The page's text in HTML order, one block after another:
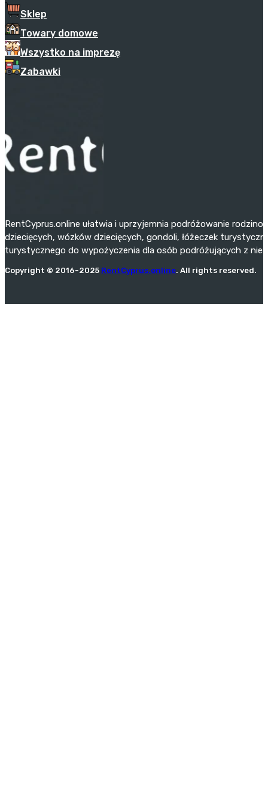
Sklep
Towary domowe
Wszystko na imprezę
Zabawki
RentCyprus.online ułatwia i uprzyjemnia podróżowanie
dziecięcych, wózków dziecięcych, gondoli, łóżeczek
turystycznego do wypożyczenia dla osób podróżujących z
Copyright © 2016-2025 RentCyprus.online. All rights reserved.